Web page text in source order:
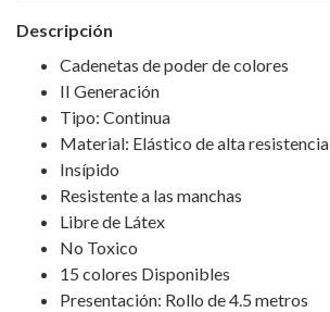
Descripción
Cadenetas de poder de colores
II Generación
Tipo: Continua
Material: Elástico de alta resistencia
Insípido
Resistente a las manchas
Libre de Látex
No Toxico
15 colores Disponibles
Presentación: Rollo de 4.5 metros